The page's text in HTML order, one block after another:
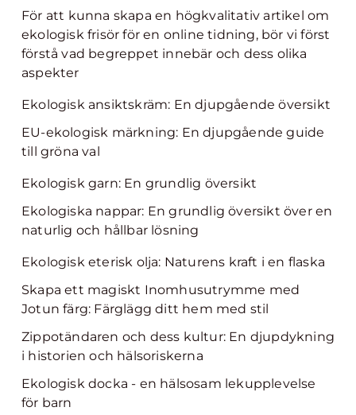
För att kunna skapa en högkvalitativ artikel om
ekologisk frisör för en online tidning, bör vi först
förstå vad begreppet innebär och dess olika
aspekter
Ekologisk ansiktskräm: En djupgående översikt
EU-ekologisk märkning: En djupgående guide
till gröna val
Ekologisk garn: En grundlig översikt
Ekologiska nappar: En grundlig översikt över en
naturlig och hållbar lösning
Ekologisk eterisk olja: Naturens kraft i en flaska
Skapa ett magiskt Inomhusutrymme med
Jotun färg: Färglägg ditt hem med stil
Zippotändaren och dess kultur: En djupdykning
i historien och hälsoriskerna
Ekologisk docka - en hälsosam lekupplevelse
för barn